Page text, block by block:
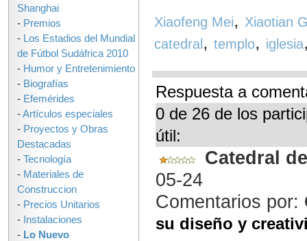
Xiaofeng Mei, Xiaotian
catedral , templo, iglesia
Respuesta a
0 de 26 de los
útil:
Catedral
05-24
Comentarios por:
su diseño y
Shanghai
- Premios
- Los Estadios del Mundial
de Fútbol Sudáfrica 2010
- Humor y Entretenimiento
- Biografías
- Efemérides
-Artículos especiales
- Proyectos y Obras
Destacadas
- Tecnología
- Materiales de
Construccion
- Precios Unitarios
- Instalaciones
- Lo Nuevo